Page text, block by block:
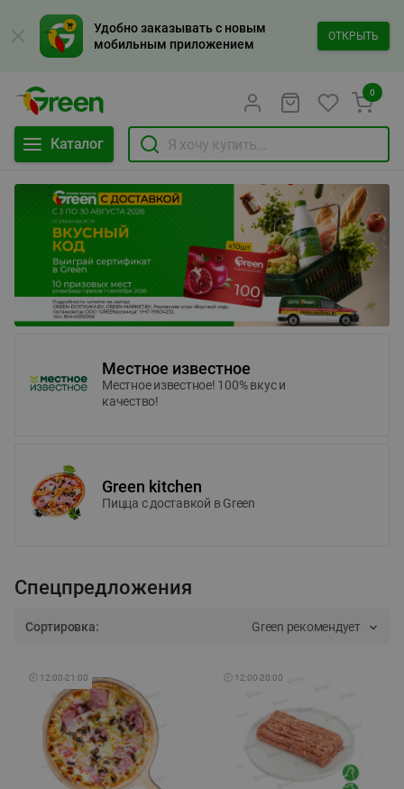
Удобно заказывать с новым
мобильным приложением
ОТКРЫТЬ
Каталог
0
Местное известное
Местное известное! 100% вкус и
качество!
Green kitchen
Пицца c доставкой в Green
Спецпредложения
Сортировка: Green рекомендует
🕘 12:00-21:00 🕘 12:00-20:00